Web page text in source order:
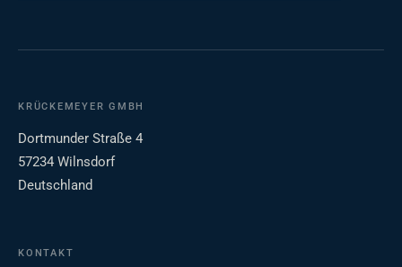
KRÜCKEMEYER GMBH
Dortmunder Straße 4
57234 Wilnsdorf
Deutschland
KONTAKT